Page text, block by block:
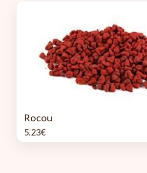
Rocou
5.23€